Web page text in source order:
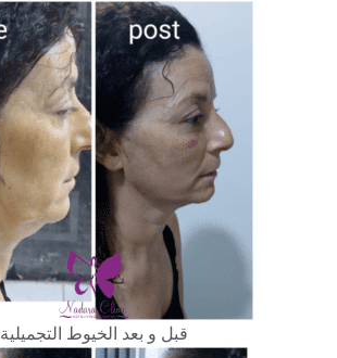
قبل و بعد الخيوط التجميلية